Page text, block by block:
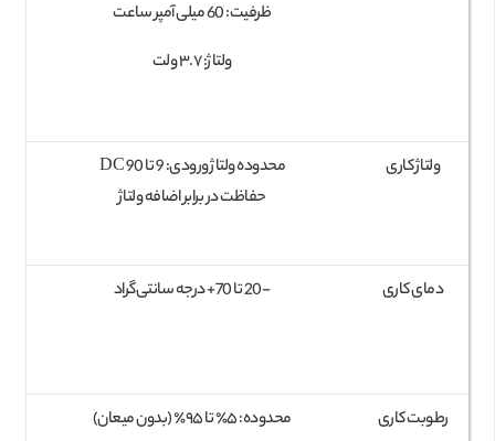
ظرفیت: 60 میلی‌ آمپر ساعت
ولتاژ: ۳.۷ ولت
ولتاژ کاری
محدوده ولتاژ ورودی: 9 تا 90 DC
حفاظت در برابر اضافه ولتاژ
دمای کاری -20 تا 70+ درجه سانتی‌گراد
رطوبت کاری محدوده: ۵٪ تا ۹۵٪ (بدون میعان)